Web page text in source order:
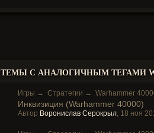
ТЕМЫ С АНАЛОГИЧНЫМ ТЕГАМИ
Игры → Стратегии → Warhammer
Инквизиция (Warhammer 40000)
Автор Воронислав Серокрыл, 18 ноя